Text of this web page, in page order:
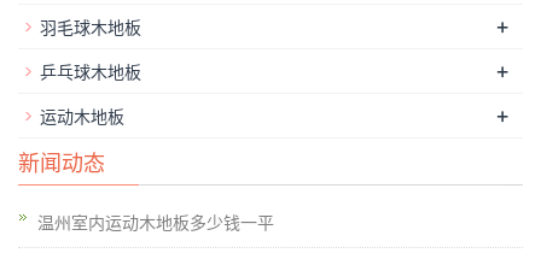
篮球场馆地舆位置、铺装面积、场馆用处等客观前提，也决议着
球场木地板价钱就越高，反之铺装面积越大，场馆用处比力普
通，篮球场木地板价钱就越低。
，现在，大型
体育木地板企业将购买真正的实木运动地板材料。实木运动地板
是用天然木质材料，无污染，绿色环保。体育木地板是天然的，
环保的，这对健康是有益的。
羽毛球木地板 +
乒乓球木地板 +
运动木地板 +
新闻动态
温州室内运动木地板多少钱一平